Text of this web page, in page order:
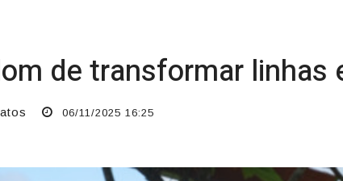
de transformar linhas
06/11/2025 16:25